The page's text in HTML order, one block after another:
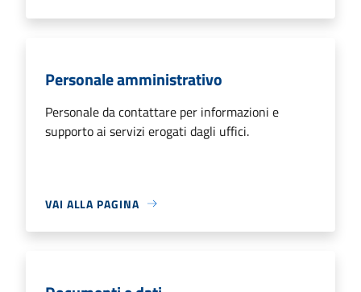
Personale amministrativo
Personale da contattare per informazioni e
supporto ai servizi erogati dagli uffici.
VAI ALLA PAGINA